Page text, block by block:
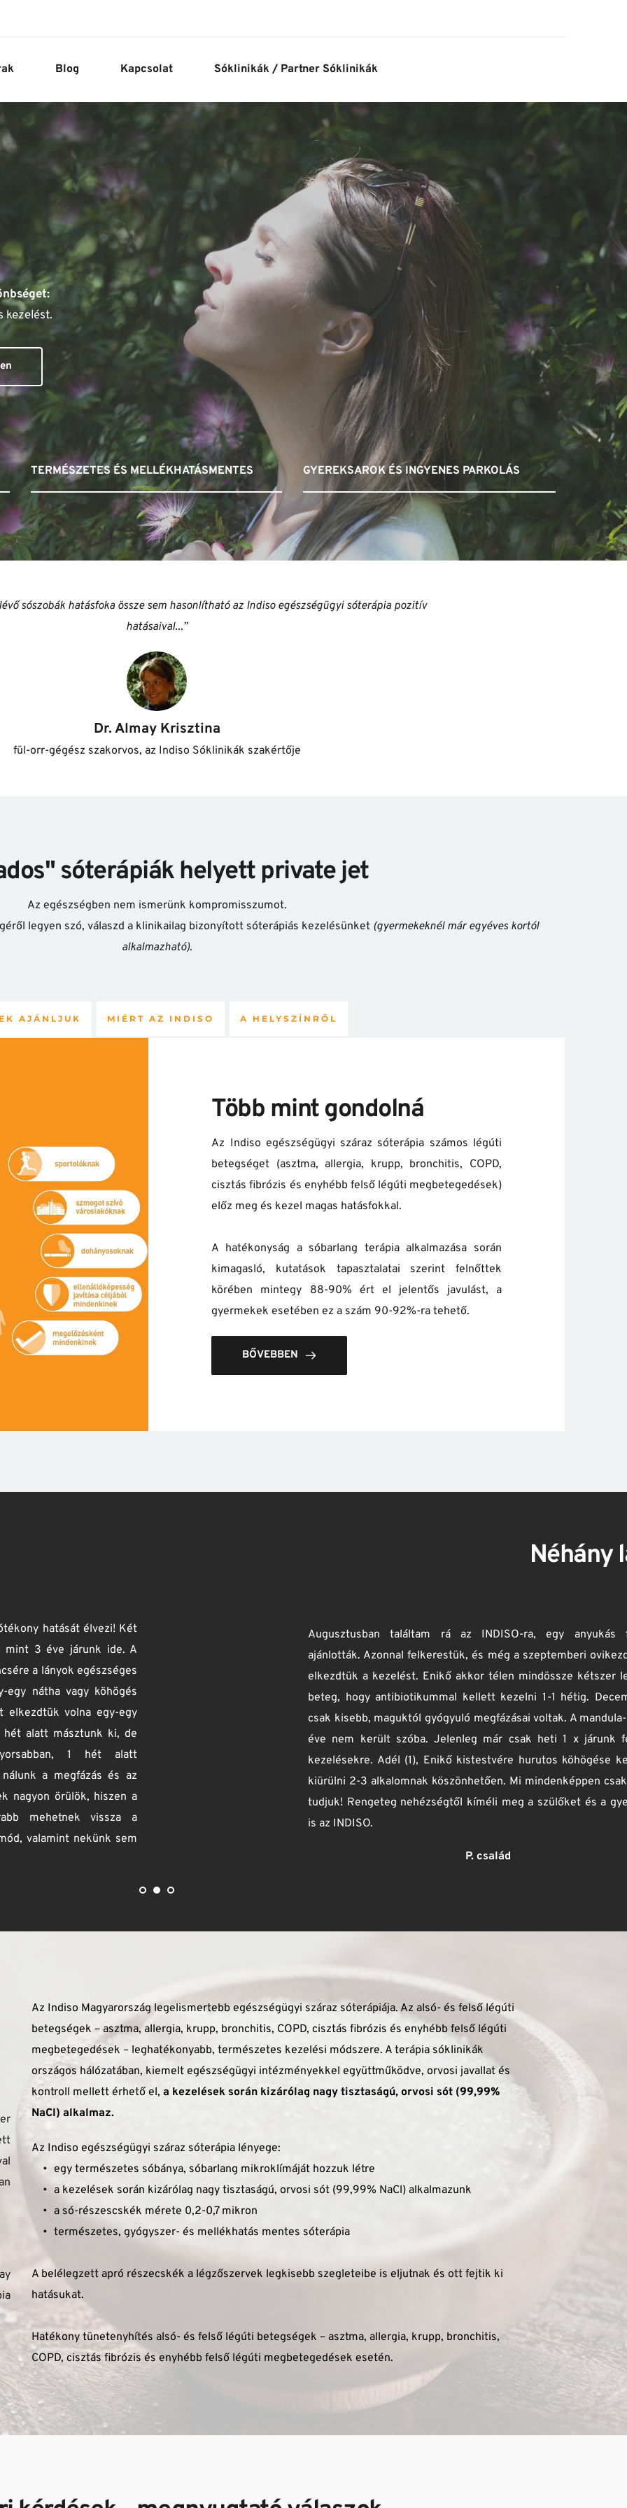
Blog Kapcsolat Sóklinikák / Partner Sóklinikák
kezelést.
TERMÉSZETES ÉS MELLÉKHATÁSMENTES GYEREKSAROK ÉS INGYENES PARKOLÁS
sószobák hatásfoka össze sem hasonlítható az Indiso egészségügyi sóterápia pozitív
hatásaival...”
Dr. Almay Krisztina
fül-orr-gégész szakorvos, az Indiso Sóklinikák szakértője
sóterápiák helyett private jet
Az egészségben nem ismerünk kompromisszumot.
legyen szó, válaszd a klinikailag bizonyított sóterápiás kezelésünket (gyermekeknél már egyéves kortól
alkalmazható).
AJÁNLJUK MIÉRT AZ INDISO A HELYSZÍNRŐL
Több mint gondolná
Az Indiso egészségügyi száraz sóterápia számos légúti
betegséget (asztma, allergia, krupp, bronchitis, COPD,
cisztás fibrózis és enyhébb felső légúti megbetegedések)
előz meg és kezel magas hatásfokkal.
A hatékonyság a sóbarlang terápia alkalmazása során
kimagasló, kutatások tapasztalatai szerint felnőttek
körében mintegy 88-90% ért el jelentős javulást, a
gyermekek esetében ez a szám 90-92%-ra tehető.
BŐVEBBEN
egy anyukás fórumon
ovikezdés előtt
kétszer lett olyan
1 hétig. December óta
A mandula-kivétel 1
1 x járunk fenntartó
köhögése kezdett el
csak ajánlani
és a gyerekeket
Kislányom 2 éves kora óta asztmás, azóta folyamatosan szed
gyógyszert. Ezen felül még egy felső légúti fertőzést is elkaptunk, ami
miatt minden este csillapíthatatlan köhögési rohama volt.
Jártunk már korábban más sóbarlangokban, de ekkor rátaláltunk az
Indiso-ra. Elkezdtük a kúrát, és már az első kezelés közben éreztem,
hogy ez teljesen más, a harmadik kezelést követően pedig szinte
teljesen elmúltak Hanna tünetei. Az Indiso az eddigi leghatékonyabb és
legintenzívebb terápia, amivel találkoztam. Azóta jól vagyunk, jól
alszunk, és az orvos felülvizsgálata után a gyógyszereket is a
harmadára tudtuk csökkenteni. Biztos, hogy visszatérünk, mert nekem
Az Indiso Magyarország legelismertebb egészségügyi száraz sóterápiája. Az alsó- és felső légúti
betegségek – asztma, allergia, krupp, bronchitis, COPD, cisztás fibrózis és enyhébb felső légúti
megbetegedések – leghatékonyabb, természetes kezelési módszere. A terápia sóklinikák
országos hálózatában, kiemelt egészségügyi intézményekkel együttműködve, orvosi javallat és
kontroll mellett érhető el, a kezelések során kizárólag nagy tisztaságú, orvosi sót (99,99%
NaCl) alkalmaz.
Az Indiso egészségügyi száraz sóterápia lényege:
egy természetes sóbánya, sóbarlang mikroklímáját hozzuk létre
a kezelések során kizárólag nagy tisztaságú, orvosi sót (99,99% NaCl) alkalmazunk
a só-részescskék mérete 0,2-0,7 mikron
természetes, gyógyszer- és mellékhatás mentes sóterápia
A belélegzett apró részecskék a légzőszervek legkisebb szegleteibe is eljutnak és ott fejtik ki
hatásukat.
Hatékony tünetenyhítés alsó- és felső légúti betegségek – asztma, allergia, krupp, bronchitis,
COPD, cisztás fibrózis és enyhébb felső légúti megbetegedések esetén.